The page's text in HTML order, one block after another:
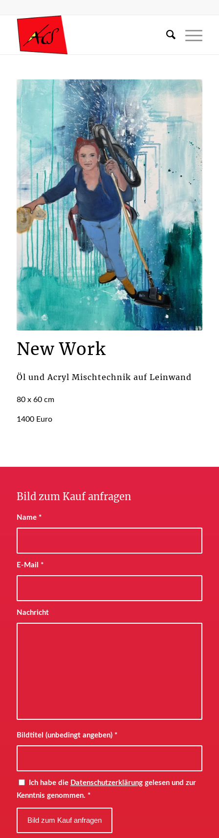
New Work
Öl und Acryl Mischtechnik auf Leinwand
80 x 60 cm
1400 Euro
Bild zum Kauf anfragen
Name *
E-Mail *
Nachricht
Bildtitel (unbedingt angeben) *
Ich habe die Datenschutzerklärunggelesen und zur
Kenntnis genommen. *